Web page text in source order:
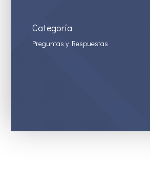
Categoría
Preguntas y Respuestas